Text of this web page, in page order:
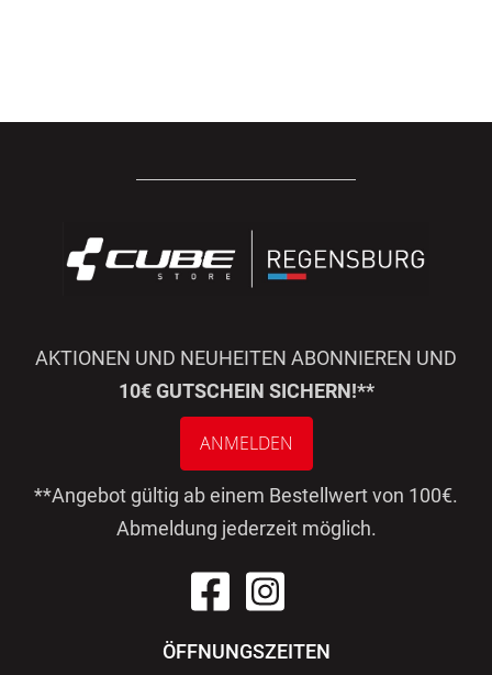
AKTIONEN UND NEUHEITEN ABONNIEREN UND
10€ GUTSCHEIN SICHERN!**
ANMELDEN
**Angebot gültig ab einem Bestellwert von 100€.
Abmeldung jederzeit möglich.
ÖFFNUNGSZEITEN